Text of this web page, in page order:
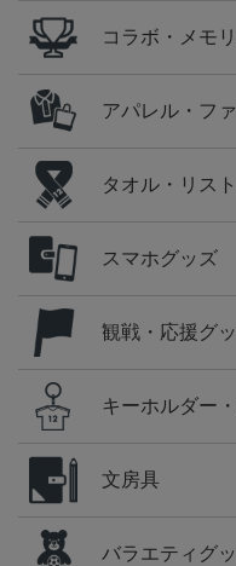
コラボ・メモ
アパレル・フ
タオル・リス
スマホグッズ
観戦・応援グ
キーホルダー
文房具
バラエティグ